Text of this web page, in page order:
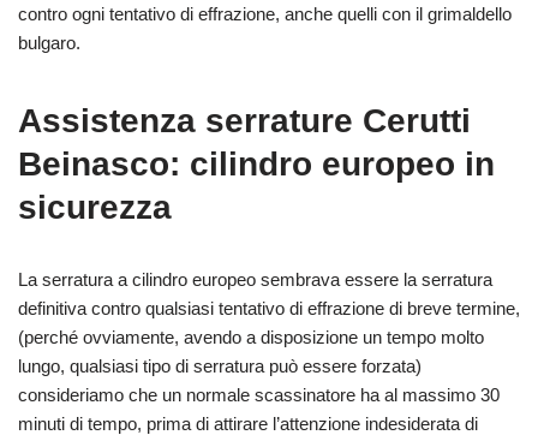
contro ogni tentativo di effrazione, anche quelli con il grimaldello
bulgaro.
Assistenza serrature Cerutti
Beinasco: cilindro europeo in
sicurezza
La serratura a cilindro europeo sembrava essere la serratura
definitiva contro qualsiasi tentativo di effrazione di breve termine,
(perché ovviamente, avendo a disposizione un tempo molto
lungo, qualsiasi tipo di serratura può essere forzata)
consideriamo che un normale scassinatore ha al massimo 30
minuti di tempo, prima di attirare l’attenzione indesiderata di